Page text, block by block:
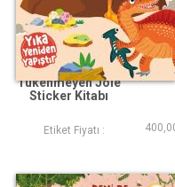
Tükenmeyen Jöle
Sticker Kitabı
Etiket Fiyatı :